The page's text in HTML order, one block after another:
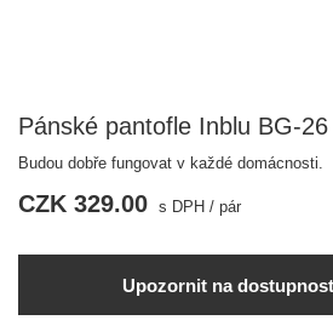
Pánské pantofle Inblu BG-26
Budou dobře fungovat v každé domácnosti.
CZK 329.00 s DPH / pár
Upozornit na dostupnost